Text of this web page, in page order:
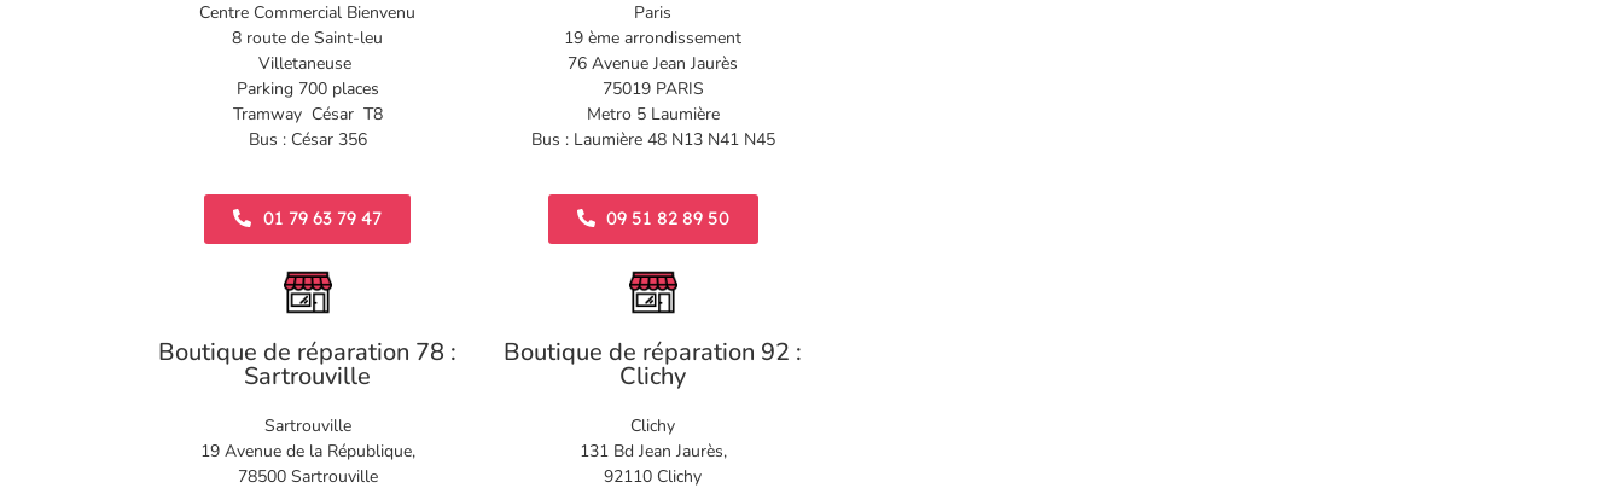
Centre Commercial Bienvenu
8 route de Saint-leu
Villetaneuse
Parking 700 places
Tramway César T8
Bus : César 356
01 79 63 79 47
Paris
19 ème arrondissement
76 Avenue Jean Jaurès
75019 PARIS
Metro 5 Laumière
Bus : Laumière 48 N13 N41 N45
09 51 82 89 50
Boutique de réparation 78 :
Sartrouville
Sartrouville
19 Avenue de la République,
78500 Sartrouville
Boutique de réparation 92 :
Clichy
Clichy
131 Bd Jean Jaurès,
92110 Clichy